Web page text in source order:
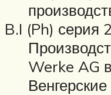
B.I (Ph) серия
Werke AG